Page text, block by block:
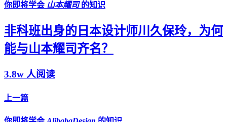
你即将学会 山本耀司的知识
非科班出身的日本设计师川久保玲，为何
能与山本耀司齐名？
3.8w 人阅读
上一篇